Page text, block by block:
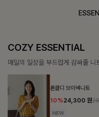
COZY ESSENTIAL
매일의 일상을 부드럽게 감싸줄 니
론클디 브이넥니트
10%24,300 원